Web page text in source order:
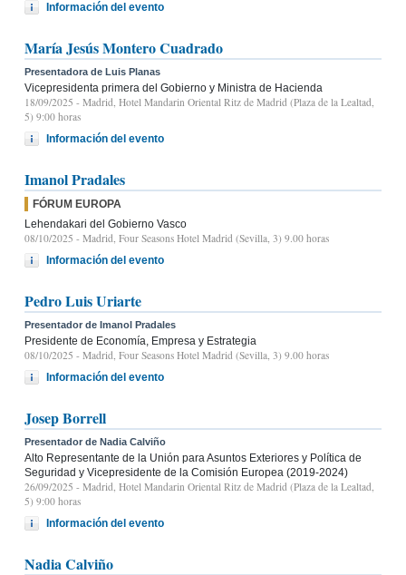
Información del evento
María Jesús Montero Cuadrado
Presentadora de Luis Planas
Vicepresidenta primera del Gobierno y Ministra de Hacienda
18/09/2025 - Madrid, Hotel Mandarin Oriental Ritz de Madrid (Plaza de la Lealtad,
5) 9:00 horas
Información del evento
Imanol Pradales
FÓRUM EUROPA
Lehendakari del Gobierno Vasco
08/10/2025 - Madrid, Four Seasons Hotel Madrid (Sevilla, 3) 9.00 horas
Información del evento
Pedro Luis Uriarte
Presentador de Imanol Pradales
Presidente de Economía, Empresa y Estrategia
08/10/2025 - Madrid, Four Seasons Hotel Madrid (Sevilla, 3) 9.00 horas
Información del evento
Josep Borrell
Presentador de Nadia Calviño
Alto Representante de la Unión para Asuntos Exteriores y Política de
Seguridad y Vicepresidente de la Comisión Europea (2019-2024)
26/09/2025 - Madrid, Hotel Mandarin Oriental Ritz de Madrid (Plaza de la Lealtad,
5) 9:00 horas
Información del evento
Nadia Calviño